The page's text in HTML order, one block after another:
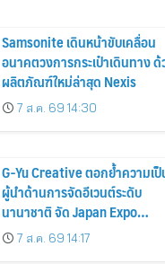
Samsonite เดินหน้าขับเคลื่อน
อนาคตวงการกระเป๋าเดินทาง
ผลิตภัณฑ์ใหม่ล่าสุด Nexis
7 ส.ค. 69 14:30
G-Yu Creative ตอกย้ำความเ
ผู้นำด้านการจัดอีเวนต์ระดับ
นานาชาติ จัด Japan Expo
Malaysia 2026 ณ กรุง
กัวลาลัมเปอร์อย่างยิ่งใหญ่
7 ส.ค. 69 14:17